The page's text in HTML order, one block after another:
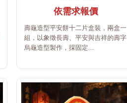
依需求報價
壽龜造型平安餅十二片盒裝，兩盒一
組，以象徵長壽、平安與吉祥的壽字
烏龜造型製作，採固定...